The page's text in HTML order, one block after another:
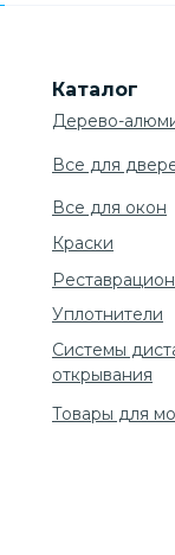
Каталог
Дерево-
Все для
Все для окон
Товары для
Уплотнители
Системы
открывания
Краски